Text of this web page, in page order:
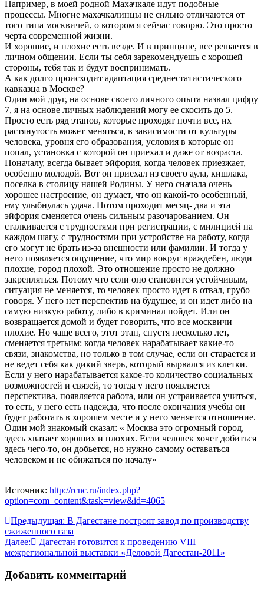
Например, в моей родной Махачкале идут подобные
процессы. Многие махачкалинцы не сильно отличаются от
того типа москвичей, о котором я сейчас говорю. Это просто
черта современной жизни.
И хорошие, и плохие есть везде. И в принципе, все решается в
личном общении. Если ты себя зарекомендуешь с хорошей
стороны, тебя так и будут воспринимать.
А как долго происходит адаптация среднестатистического
кавказца в Москве?
Один мой друг, на основе своего личного опыта назвал цифру
7, я на основе личных наблюдений могу ее скосить до 5.
Просто есть ряд этапов, которые проходят почти все, их
растянутость может меняться, в зависимости от культуры
человека, уровня его образования, условия в которые он
попал, установка с которой он приехал и даже от возраста.
Поначалу, всегда бывает эйфория, когда человек приезжает,
особенно молодой. Вот он приехал из своего аула, кишлака,
поселка в столицу нашей Родины. У него сначала очень
хорошее настроение, он думает, что он какой-то особенный,
ему улыбнулась удача. Потом проходит месяц- два и эта
эйфория сменяется очень сильным разочарованием. Он
сталкивается с трудностями при регистрации, с милицией на
каждом шагу, с трудностями при устройстве на работу, когда
его могут не брать из-за внешности или фамилии. И тогда у
него появляется ощущение, что мир вокруг враждебен, люди
плохие, город плохой. Это отношение просто не должно
закрепляться. Потому что если оно становится устойчивым,
ситуация не меняется, то человек просто идет в отвал, грубо
говоря. У него нет перспектив на будущее, и он идет либо на
самую низкую работу, либо в криминал пойдет. Или он
возвращается домой и будет говорить, что все москвичи
плохие. Но чаще всего, этот этап, спустя несколько лет,
сменяется третьим: когда человек нарабатывает какие-то
связи, знакомства, но только в том случае, если он старается и
не ведет себя как дикий зверь, который вырвался из клетки.
Если у него нарабатывается какое-то количество социальных
возможностей и связей, то тогда у него появляется
перспектива, появляется работа, или он устраивается учиться,
то есть, у него есть надежда, что после окончания учебы он
будет работать в хорошем месте и у него меняется отношение.
Один мой знакомый сказал: « Москва это огромный город,
здесь хватает хороших и плохих. Если человек хочет добиться
здесь чего-то, он добьется, но нужно самому оставаться
человеком и не обижаться по началу»
Источник: http://rcnc.ru/index.php?
option=com_content&task=view&id=4065
Навигация
по
записям
Предыдущая: В Дагестане построят завод по производству
сжиженного газа
Далее:
Дагестан готовится к проведению VIII
межрегиональной выставки «Деловой Дагестан-2011»
Добавить комментарий